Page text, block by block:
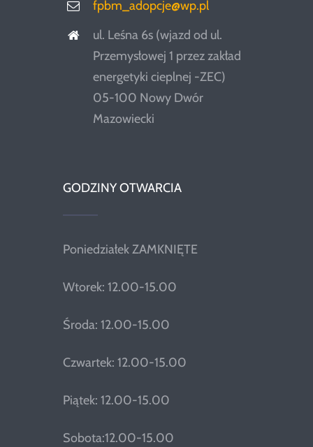
fpbm_adopcje@wp.pl
ul. Leśna 6s (wjazd od ul.
Przemysłowej 1 przez zakład
energetyki cieplnej -ZEC)
05-100 Nowy Dwór
Mazowiecki
GODZINY OTWARCIA
Poniedziałek ZAMKNIĘTE
Wtorek: 12.00-15.00
Środa: 12.00-15.00
Czwartek: 12.00-15.00
Piątek: 12.00-15.00
Sobota:12.00-15.00